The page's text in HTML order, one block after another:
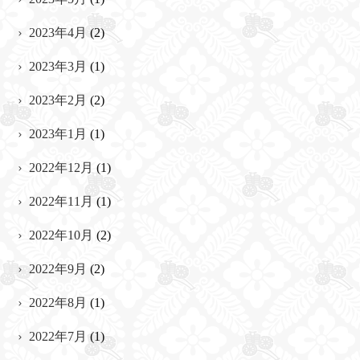
2023年4月 (2)
2023年3月 (1)
2023年2月 (2)
2023年1月 (1)
2022年12月 (1)
2022年11月 (1)
2022年10月 (2)
2022年9月 (2)
2022年8月 (1)
2022年7月 (1)